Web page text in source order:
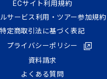
ECサイト利⽤規約
サービス利用・ツアー参加規約
特定商取引法に基づく表記
プライバシーポリシー
資料請求
よくある質問